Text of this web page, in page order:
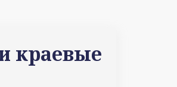
краевые